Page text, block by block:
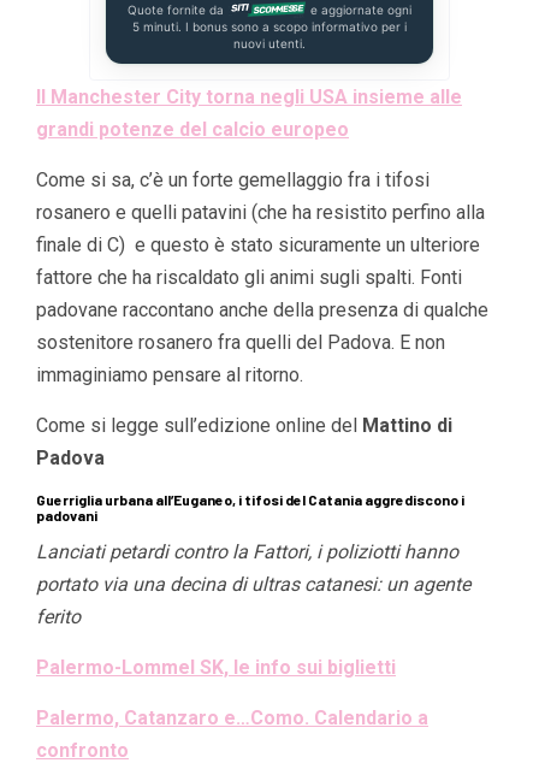
Quote fornite da
e aggiornate ogni
5 minuti. I bonus sono a scopo informativo per i
nuovi utenti.
Il Manchester City torna negli USA insieme alle
grandi potenze del calcio europeo
Come si sa, c’è un forte gemellaggio fra i tifosi
rosanero e quelli patavini (che ha resistito perfino alla
finale di C) e questo è stato sicuramente un ulteriore
fattore che ha riscaldato gli animi sugli spalti. Fonti
padovane raccontano anche della presenza di qualche
sostenitore rosanero fra quelli del Padova. E non
immaginiamo pensare al ritorno.
Come si legge sull’edizione online del Mattino di
Padova
Guerriglia urbana all’Euganeo, i tifosi del Catania aggrediscono i
padovani
Lanciati petardi contro la Fattori, i poliziotti hanno
portato via una decina di ultras catanesi: un agente
ferito
Palermo-Lommel SK, le info sui biglietti
Palermo, Catanzaro e…Como. Calendario a
confronto